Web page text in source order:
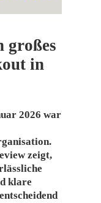
großes
in
2026 war
zeigt,
klare